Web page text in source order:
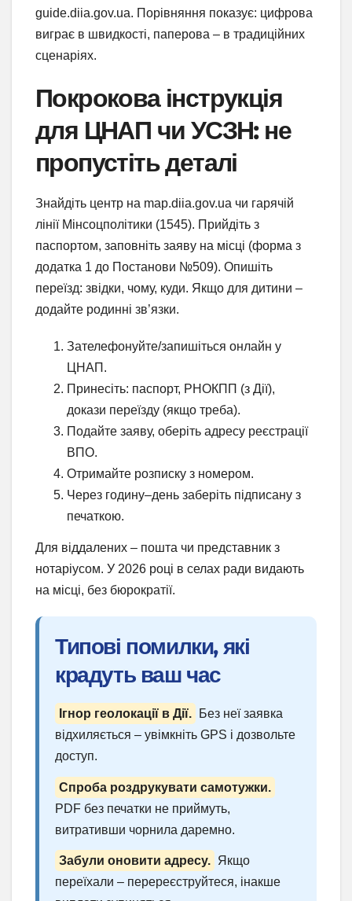
guide.diia.gov.ua. Порівняння показує: цифрова
виграє в швидкості, паперова – в традиційних
сценаріях.
Покрокова інструкція
для ЦНАП чи УСЗН: не
пропустіть деталі
Знайдіть центр на map.diia.gov.ua чи гарячій
лінії Мінсоцполітики (1545). Прийдіть з
паспортом, заповніть заяву на місці (форма з
додатка 1 до Постанови №509). Опишіть
переїзд: звідки, чому, куди. Якщо для дитини –
додайте родинні зв’язки.
Зателефонуйте/запишіться онлайн у
ЦНАП.
Принесіть: паспорт, РНОКПП (з Дії),
докази переїзду (якщо треба).
Подайте заяву, оберіть адресу реєстрації
ВПО.
Отримайте розписку з номером.
Через годину–день заберіть підписану з
печаткою.
Для віддалених – пошта чи представник з
нотаріусом. У 2026 році в селах ради видають
на місці, без бюрократії.
Типові помилки, які
крадуть ваш час
Ігнор геолокації в Дії.
Без неї заявка
відхиляється – увімкніть GPS і дозвольте
доступ.
Спроба роздрукувати самотужки.
PDF без печатки не приймуть,
витративши чорнила даремно.
Забули оновити адресу. Якщо
переїхали – перереєструйтеся, інакше